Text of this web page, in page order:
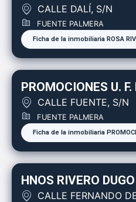
CALLE DALÍ, S/N
FUENTE PALMERA
Ficha de la inmobiliaria ROSA
PROMOCIONES U. F.
CALLE FUENTE, S/N
FUENTE PALMERA
Ficha de la inmobiliaria
HNOS RIVERO
CALLE FERNANDO